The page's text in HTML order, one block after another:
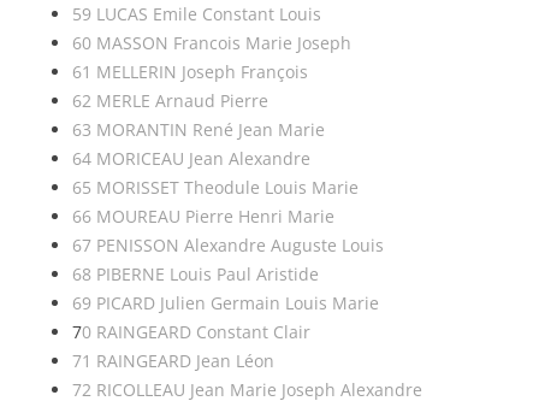
59 LUCAS Emile Constant Louis
60 MASSON Francois Marie Joseph
61 MELLERIN Joseph François
62 MERLE Arnaud Pierre
63 MORANTIN René Jean Marie
64 MORICEAU Jean Alexandre
65 MORISSET Theodule Louis Marie
66 MOUREAU Pierre Henri Marie
67 PENISSON Alexandre Auguste Louis
68 PIBERNE Louis Paul Aristide
69 PICARD Julien Germain Louis Marie
70 RAINGEARD Constant Clair
71 RAINGEARD Jean Léon
72 RICOLLEAU Jean Marie Joseph Alexandre